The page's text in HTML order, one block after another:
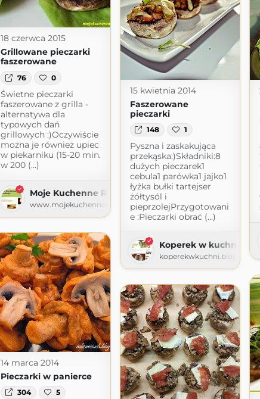
18 czerwca 2015
Grillowane pieczarki
faszerowane
76 0
Świetne pieczarki
faszerowane z grilla -
alternatywa dla
typowych dań
grillowych :)Oczywiście
można je również upiec
w piekarniku (15-20 min.
w 200 (...)
Moje Kuchenne Rewelacje
www.mojekuchennerewelacje.pl
15 kwietnia 2014
Faszerowane
pieczarki
148 1
Pyszna i zaskakująca
przekąska:)Składniki:8
dużych pieczarek1
cebula1 parówka1 jajko1
łyżka bułki tartejser
żółtysól i
pieprzolejPrzygotowani
e :Pieczarki obrać (...)
Koperek w kuchni
14 marca 2014
Pieczarki w panierce
304 5